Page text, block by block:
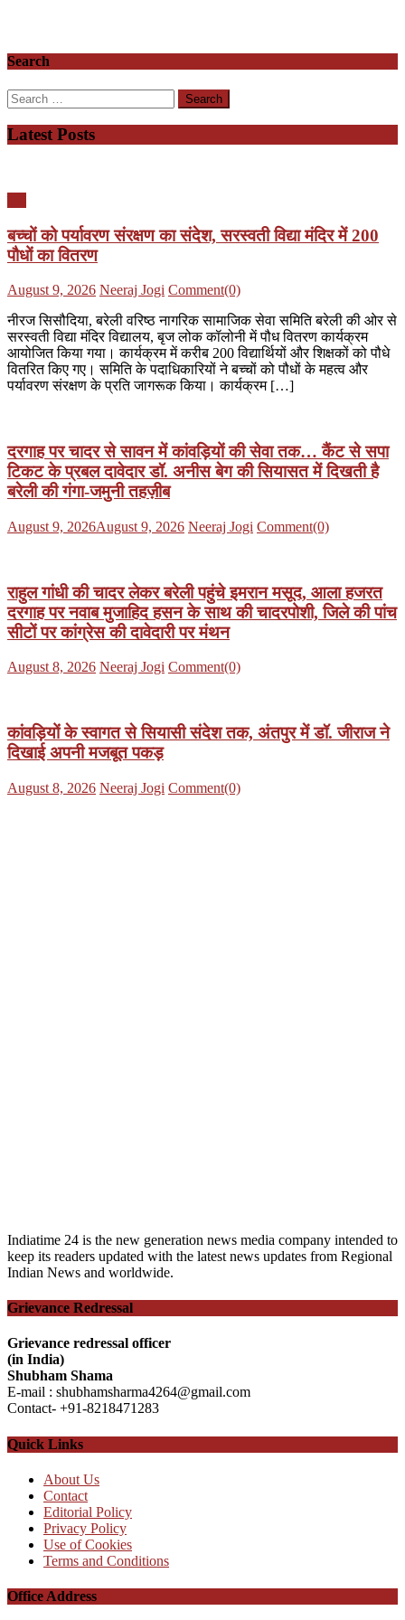
Search
Search
for:
Latest Posts
बच्चों को पर्यावरण संरक्षण का संदेश, सरस्वती विद्या मंदिर में 200
पौधों का वितरण
Posted
August 9, 2026 Author
Neeraj Jogi Comment(0)
नीरज सिसौदिया, बरेली वरिष्ठ नागरिक सामाजिक सेवा समिति बरेली की ओर से
सरस्वती विद्या मंदिर विद्यालय, बृज लोक कॉलोनी में पौध वितरण कार्यक्रम
आयोजित किया गया। कार्यक्रम में करीब 200 विद्यार्थियों और शिक्षकों को पौधे
वितरित किए गए। समिति के पदाधिकारियों ने बच्चों को पौधों के महत्व और
पर्यावरण संरक्षण के प्रति जागरूक किया। कार्यक्रम […]
दरगाह पर चादर से सावन में कांवड़ियों की सेवा तक… कैंट से सपा
टिकट के प्रबल दावेदार डॉ. अनीस बेग की सियासत में दिखती है
बरेली की गंगा-जमुनी तहज़ीब
Posted
August 9, 2026August 9, 2026 Author
Neeraj Jogi Comment(0)
राहुल गांधी की चादर लेकर बरेली पहुंचे इमरान मसूद, आला हजरत
दरगाह पर नवाब मुजाहिद हसन के साथ की चादरपोशी, जिले की पांच
सीटों पर कांग्रेस की दावेदारी पर मंथन
Posted
August 8, 2026 Author
Neeraj Jogi Comment(0)
कांवड़ियों के स्वागत से सियासी संदेश तक, अंतपुर में डॉ. जीराज ने
दिखाई अपनी मजबूत पकड़
Posted
August 8, 2026 Author
Neeraj Jogi Comment(0)
Indiatime 24 is the new generation news media company intended to
keep its readers updated with the latest news updates from Regional
Indian News and worldwide.
Grievance Redressal
Grievance redressal officer
(in India)
Shubham Shama
E-mail : shubhamsharma4264@gmail.com
Contact- +91-8218471283
Quick Links
About Us
Contact
Editorial Policy
Privacy Policy
Use of Cookies
Terms and Conditions
Office Address